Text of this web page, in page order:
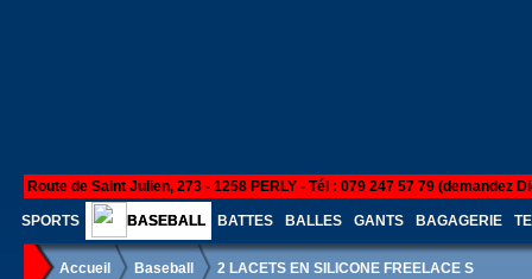
Route de Saint Julien, 273 - 1258 PERLY - Tél : 079 247 57 79 (demandez
SPORTS BASEBALL BATTES BALLES GANTS BAGAGERIE
Accueil Baseball 2 LACETS EN SILICONE FREELACE S